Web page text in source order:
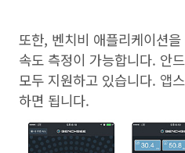
또한, 벤치비 애플리케이션
속도 측정이 가능합니다. 안
모두 지원하고 있습니다. 앱
하면 됩니다.